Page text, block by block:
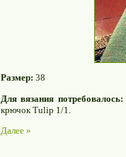
Размер: 38
Для вязания потребовалось:
крючок Tulip 1/1.
Далее »